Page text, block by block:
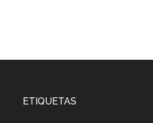
ETIQUETAS